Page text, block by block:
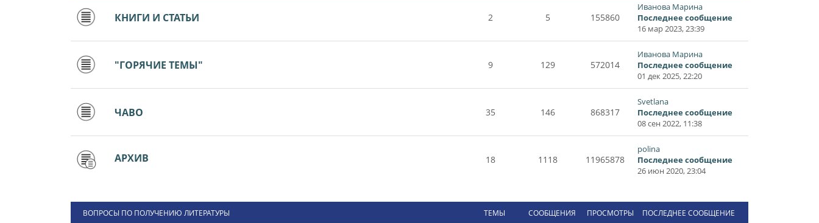
КНИГИ И СТАТЬИ 2 5 155860
Иванова Марина
Последнее сообщение
16 мар 2023, 23:39
"ГОРЯЧИЕ ТЕМЫ" 9 129 572014
Иванова Марина
Последнее сообщение
01 дек 2025, 22:20
ЧАВО 35 146 868317
Svetlana
Последнее сообщение
08 сен 2022, 11:38
АРХИВ 18 1118 11965878
polina
Последнее сообщение
26 июн 2020, 23:04
ВОПРОСЫ ПО ПОЛУЧЕНИЮ ЛИТЕРАТУРЫ ТЕМЫ СООБЩЕНИЯ ПРОСМОТРЫ ПОСЛЕДНЕЕ СООБЩЕНИЕ